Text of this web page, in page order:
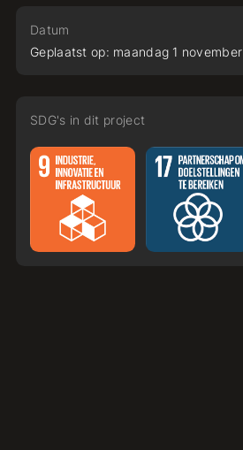
Datum
Geplaatst op: maandag 1 november
SDG's in dit project